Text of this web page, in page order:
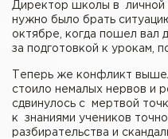
Директор школы в личной
нужно было брать
октябре, когда пошел вал
за подготовкой к урокам,
Теперь же конфликт
стоило немалых нервов и
сдвинулось с мертвой
к знаниями учеников
разбирательства и